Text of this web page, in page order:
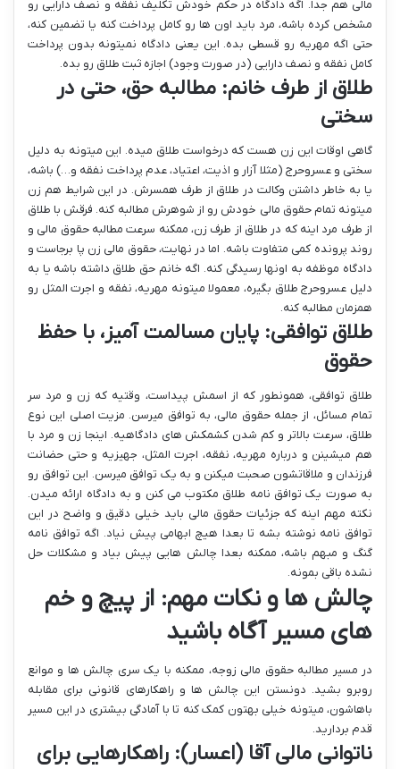
مالی هم جدا. اگه دادگاه در حکم خودش تکلیف نفقه و نصف دارایی رو
مشخص کرده باشه، مرد باید اون ها رو کامل پرداخت کنه یا تضمین کنه،
حتی اگه مهریه رو قسطی بده. این یعنی دادگاه نمیتونه بدون پرداخت
کامل نفقه و نصف دارایی (در صورت وجود) اجازه ثبت طلاق رو بده.
طلاق از طرف خانم: مطالبه حق، حتی در
سختی
گاهی اوقات این زن هست که درخواست طلاق میده. این میتونه به دلیل
سختی و عسروحرج (مثلا آزار و اذیت، اعتیاد، عدم پرداخت نفقه و…) باشه،
یا به خاطر داشتن وکالت در طلاق از طرف همسرش. در این شرایط هم زن
میتونه تمام حقوق مالی خودش رو از شوهرش مطالبه کنه. فرقش با طلاق
از طرف مرد اینه که در طلاق از طرف زن، ممکنه سرعت مطالبه حقوق مالی و
روند پرونده کمی متفاوت باشه. اما در نهایت، حقوق مالی زن پا برجاست و
دادگاه موظفه به اونها رسیدگی کنه. اگه خانم حق طلاق داشته باشه یا به
دلیل عسروحرج طلاق بگیره، معمولا میتونه مهریه، نفقه و اجرت المثل رو
همزمان مطالبه کنه.
طلاق توافقی: پایان مسالمت آمیز، با حفظ
حقوق
طلاق توافقی، همونطور که از اسمش پیداست، وقتیه که زن و مرد سر
تمام مسائل، از جمله حقوق مالی، به توافق میرسن. مزیت اصلی این نوع
طلاق، سرعت بالاتر و کم شدن کشمکش های دادگاهیه. اینجا زن و مرد با
هم میشینن و درباره مهریه، نفقه، اجرت المثل، جهیزیه و حتی حضانت
فرزندان و ملاقاتشون صحبت میکنن و به یک توافق میرسن. این توافق رو
به صورت یک توافق نامه طلاق مکتوب می کنن و به دادگاه ارائه میدن.
نکته مهم اینه که جزئیات حقوق مالی باید خیلی دقیق و واضح در این
توافق نامه نوشته بشه تا بعدا هیچ ابهامی پیش نیاد. اگه توافق نامه
گنگ و مبهم باشه، ممکنه بعدا چالش هایی پیش بیاد و مشکلات حل
نشده باقی بمونه.
چالش ها و نکات مهم: از پیچ و خم
های مسیر آگاه باشید
در مسیر مطالبه حقوق مالی زوجه، ممکنه با یک سری چالش ها و موانع
روبرو بشید. دونستن این چالش ها و راهکارهای قانونی برای مقابله
باهاشون، میتونه خیلی بهتون کمک کنه تا با آمادگی بیشتری در این مسیر
قدم بردارید.
ناتوانی مالی آقا (اعسار): راهکارهایی برای